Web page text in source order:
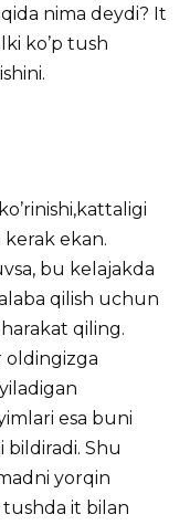
nima deydi? It
koʼp tush
kerak ekan.
bu kelajakda
qilish uchun
qiling.
oldingizga
esa buni
bildiradi. Shu
yorqin
tushda it bilan